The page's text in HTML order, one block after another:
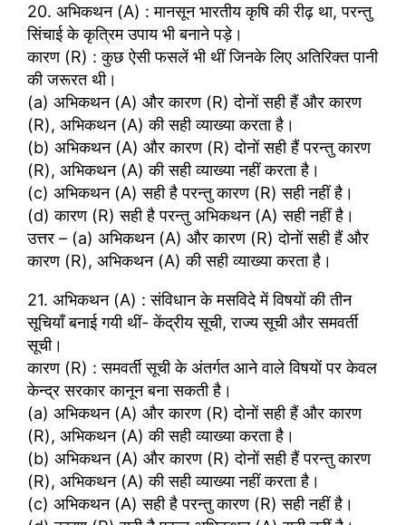
20. अभिकथन (A) : मानसून भारतीय कृषि की रीढ़ था, परन्तु
सिंचाई के कृत्रिम उपाय भी बनाने पड़े।
कारण (R) : कुछ ऐसी फसलें भी थीं जिनके लिए अतिरिक्त पानी
की जरूरत थी।
(a) अभिकथन (A) और कारण (R) दोनों सही हैं और कारण
(R), अभिकथन (A) की सही व्याख्या करता है।
(b) अभिकथन (A) और कारण (R) दोनों सही हैं परन्तु कारण
(R), अभिकथन (A) की सही व्याख्या नहीं करता है।
(c) अभिकथन (A) सही है परन्तु कारण (R) सही नहीं है।
(d) कारण (R) सही है परन्तु अभिकथन (A) सही नहीं है।
उत्तर – (a) अभिकथन (A) और कारण (R) दोनों सही हैं और
कारण (R), अभिकथन (A) की सही व्याख्या करता है।
21. अभिकथन (A) : संविधान के मसविदे में विषयों की तीन
सूचियाँ बनाई गयी थीं- केंद्रीय सूची, राज्य सूची और समवर्ती
सूची।
कारण (R) : समवर्ती सूची के अंतर्गत आने वाले विषयों पर केवल
केन्द्र सरकार कानून बना सकती है।
(a) अभिकथन (A) और कारण (R) दोनों सही हैं और कारण
(R), अभिकथन (A) की सही व्याख्या करता है।
(b) अभिकथन (A) और कारण (R) दोनों सही हैं परन्तु कारण
(R), अभिकथन (A) की सही व्याख्या नहीं करता है।
(c) अभिकथन (A) सही है परन्तु कारण (R) सही नहीं है।